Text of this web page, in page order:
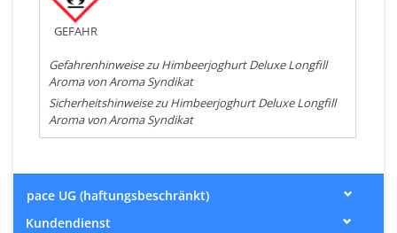
GEFAHR
Gefahrenhinweise zu Himbeerjoghurt Deluxe Longfill
Aroma von Aroma Syndikat
Sicherheitshinweise zu Himbeerjoghurt Deluxe Longfill
Aroma von Aroma Syndikat
pace UG (haftungsbeschränkt)
Kundendienst